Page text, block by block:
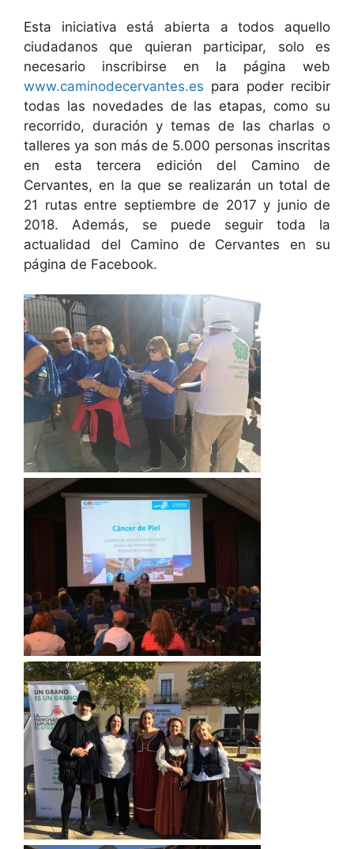
Esta iniciativa está abierta a todos aquello
ciudadanos que quieran participar, solo es
necesario inscribirse en la página web
www.caminodecervantes.es para poder recibir
todas las novedades de las etapas, como su
recorrido, duración y temas de las charlas o
talleres ya son más de 5.000 personas inscritas
en esta tercera edición del Camino de
Cervantes, en la que se realizarán un total de
21 rutas entre septiembre de 2017 y junio de
2018. Además, se puede seguir toda la
actualidad del Camino de Cervantes en su
página de Facebook.